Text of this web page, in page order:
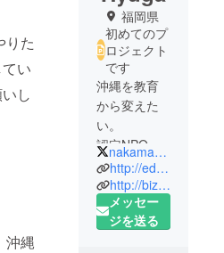
りた
い
し
沖縄
福岡県
初めてのプ
ロジェクト
です
沖縄を教育
から変えた
い。
認定NPO法
人
EducationA3
でICTを活用
した複合型
nakamahyuga
http://education-a3.net
http://bizcamp.jp
メッセー
ジを送る